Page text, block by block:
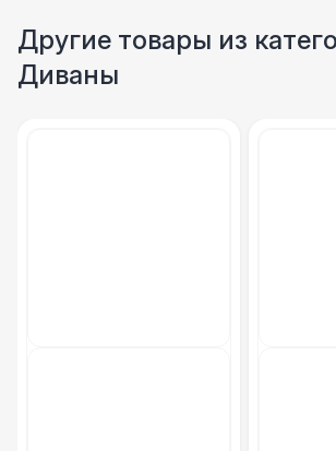
Другие товары из
Диваны